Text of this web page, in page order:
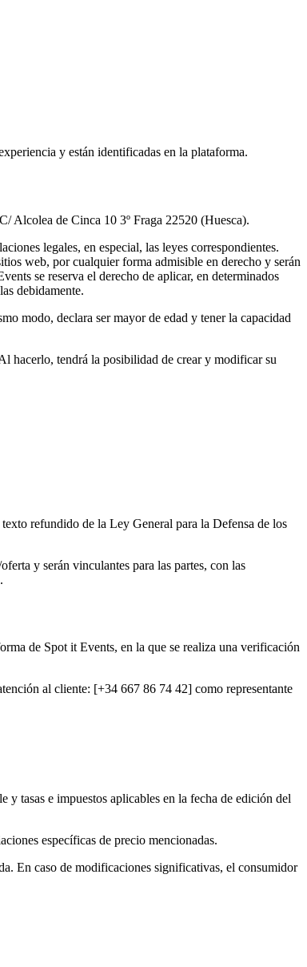
y están identificadas en la plataforma.
Alcolea de Cinca 10 3º Fraga 22520 (Huesca).
legales, en especial, las leyes correspondientes.
web, por cualquier forma admisible en derecho y serán
se reserva el derecho de aplicar, en determinados
debidamente.
modo, declara ser mayor de edad y tener la capacidad
hacerlo, tendrá la posibilidad de crear y modificar su
refundido de la Ley General para la Defensa de los
y serán vinculantes para las partes, con las
de Spot it Events, en la que se realiza una verificación
al cliente: [+34 667 86 74 42] como representante
tasas e impuestos aplicables en la fecha de edición del
específicas de precio mencionadas.
En caso de modificaciones significativas, el consumidor